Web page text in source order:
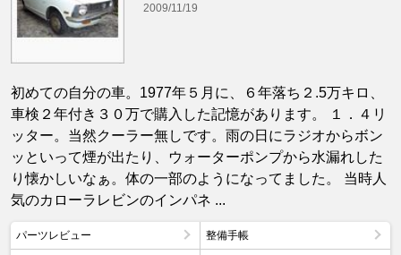
2009/11/19
初めての自分の車。1977年５月に、６年落ち２.5万キロ、
車検２年付き３０万で購入した記憶があります。 １．４リ
ッター。当然クーラー無しです。雨の日にラジオからボン
ッといって煙が出たり、ウォーターポンプから水漏れした
り懐かしいなぁ。体の一部のようになってました。 当時人
気のカローラレビンのインパネ ...
パーツレビュー 整備手帳